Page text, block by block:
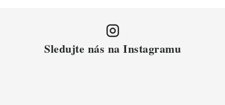
Sledujte nás na Instagramu